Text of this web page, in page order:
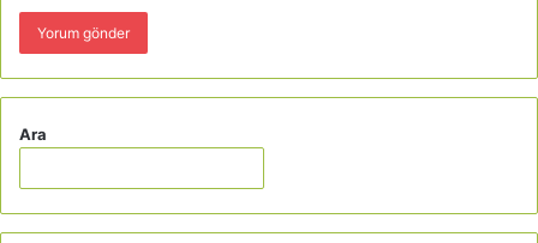
Ara